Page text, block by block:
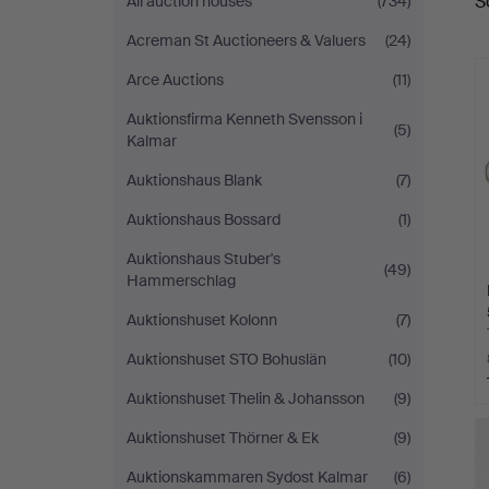
Göteborg
Acreman St Auctioneers & Valuers
(24)
Arce Auctions
(11)
Auktionsfirma Kenneth Svensson i
Kalmar
(5)
Auktionshaus Blank
(7)
Auktionshaus Bossard
(1)
Auktionshaus Stuber's
Hammerschlag
(49)
Auktionshuset Kolonn
(7)
Auktionshuset STO Bohuslän
(10)
Auktionshuset Thelin & Johansson
(9)
Auktionshuset Thörner & Ek
(9)
Auktionskammaren Sydost Kalmar
(6)